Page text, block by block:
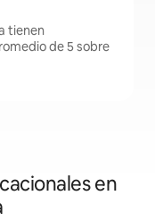
tienen
de 5 sobre
en